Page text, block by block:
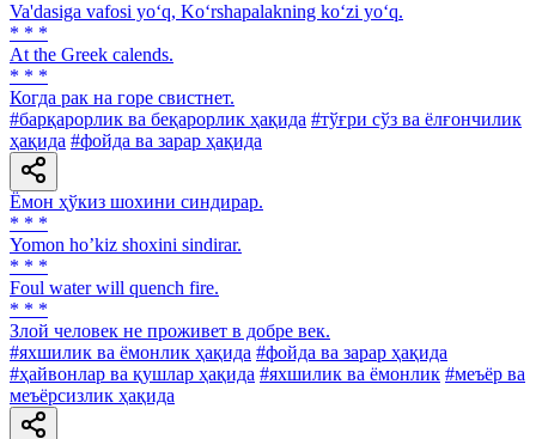
Va'dasiga vafosi yo‘q, Ko‘rshapalakning ko‘zi yo‘q.
* * *
At the Greek calends.
* * *
Когда рак на горе свистнет.
#барқарорлик ва беқарорлик ҳақида #тўғри сўз ва ёлғончилик
ҳақида #фойда ва зарар ҳақида
Ёмон ҳўкиз шохини синдирар.
* * *
Yomon hoʼkiz shoxini sindirar.
* * *
Foul water will quench fire.
* * *
Злой человек не проживет в добре век.
#яхшилик ва ёмонлик ҳақида #фойда ва зарар ҳақида
#ҳайвонлар ва қушлар ҳақида #яхшилик ва ёмонлик #меъёр ва
меъёрсизлик ҳақида